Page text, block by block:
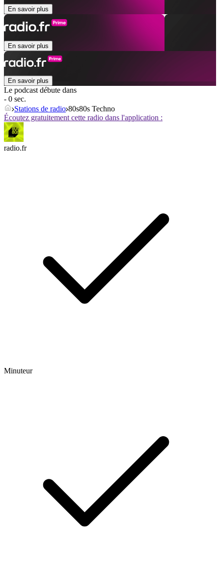
En savoir plus
En savoir plus
En savoir plus
Le podcast débute dans
- 0 sec.
Stations de radio 80s80s Techno
Écoutez gratuitement cette radio dans l'application :
radio.fr
Minuteur